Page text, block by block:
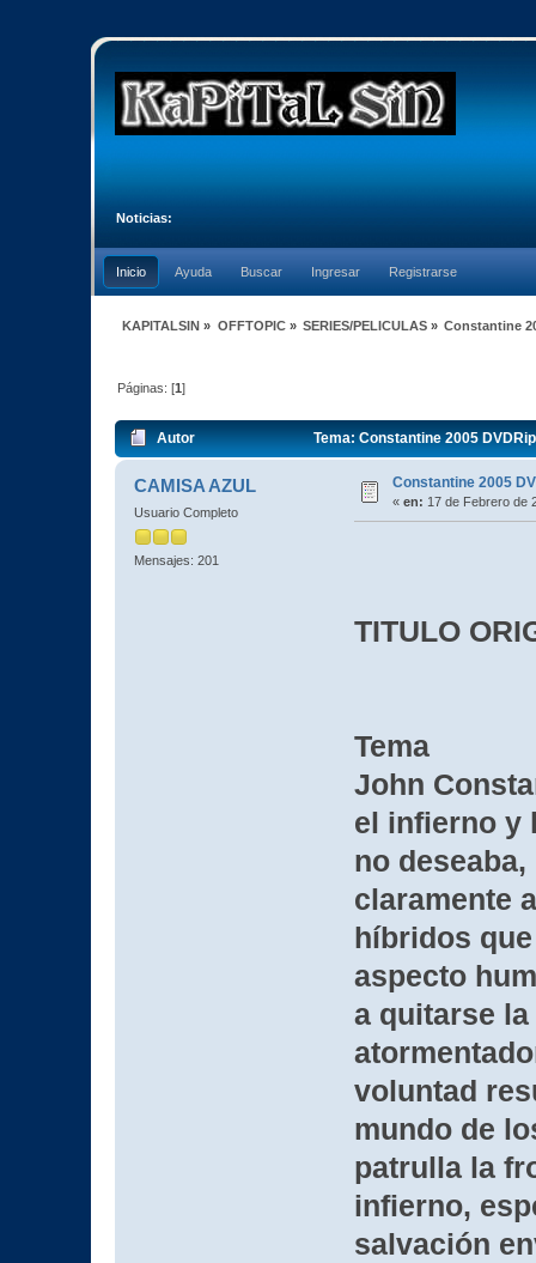
Noticias:
Inicio Ayuda Buscar Ingresar Registrarse
KAPITALSIN » OFFTOPIC» SERIES/PELICULAS» Constantine
Páginas: [1]
Autor Tema: Constantine 2005
CAMISA AZUL
Usuario Completo
Mensajes: 201
Constantine 2005
« en: 17 de Febrero de
TITULO
Tema
John
el infierno y
no
claramente
híbridos
aspecto
a quitarse
voluntad
mundo de
patrulla la
infierno,
salvación